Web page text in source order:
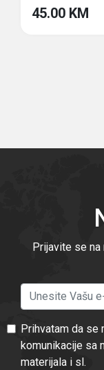
45.00 KM
Prijavite se
Prihvatam da
komunikacije sa
materijala i sl.